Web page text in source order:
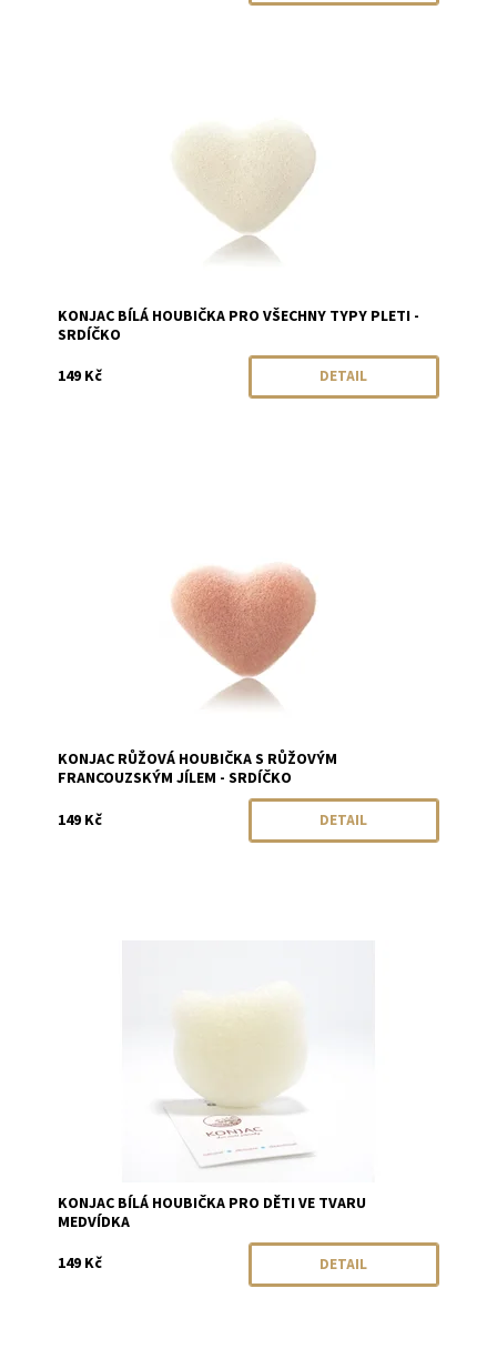
KONJAC BÍLÁ HOUBIČKA PRO VŠECHNY TYPY PLETI -
SRDÍČKO
149 Kč
DETAIL
KONJAC RŮŽOVÁ HOUBIČKA S RŮŽOVÝM
FRANCOUZSKÝM JÍLEM - SRDÍČKO
149 Kč
DETAIL
KONJAC BÍLÁ HOUBIČKA PRO DĚTI VE TVARU
MEDVÍDKA
149 Kč
DETAIL